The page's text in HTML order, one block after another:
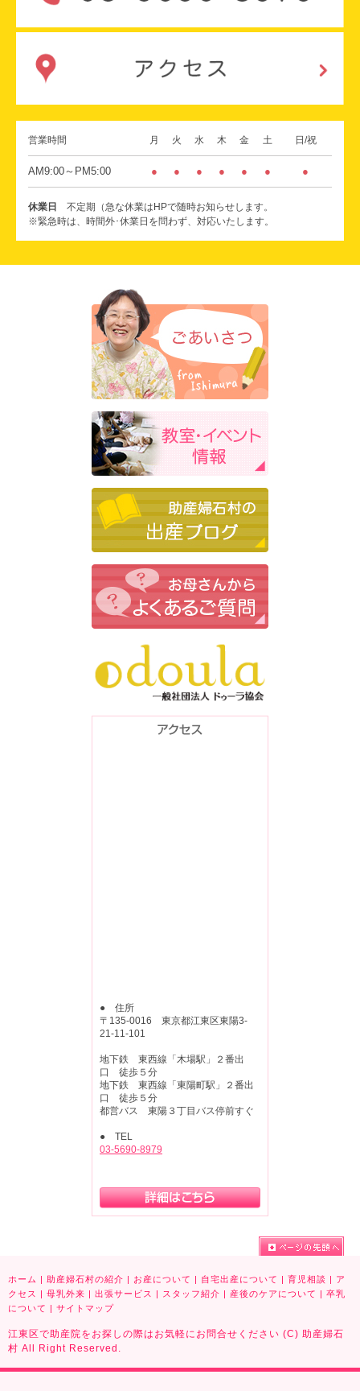
営業時間 月 火 水 木 金 土 日/祝
AM9:00～PM5:00 ● ● ● ● ● ● ●
休業日
不定期（急な休業はHPで随時お知らせします。
※緊急時は、時間外･休業日を問わず、対応いたします。
● 住所
〒135-0016 東京都江東区東陽3-
21-11-101
地下鉄 東西線「木場駅」２番出
口 徒歩５分
地下鉄 東西線「東陽町駅」２番出
口 徒歩５分
都営バス 東陽３丁目バス停前すぐ
● TEL
03-5690-8979
ホーム | 助産婦石村の紹介 | お産について | 自宅出産について | 育児相談 | ア
クセス
| 母乳外来 | 出張サービス | スタッフ紹介 | 産後のケアについて | 卒乳
について | サイトマップ
江東区で助産院をお探しの際はお気軽にお問合せください (C) 助産婦石
村 All Right Reserved.